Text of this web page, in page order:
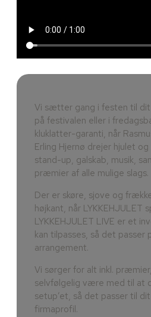
Vi sætter gang i festen til dit
på festivalen eller i
kluklatter-garanti, når
Erling Hjernø drejer hjulet
stand-up, galskab, musik,
præmier af alle mulige slags.
Der er skøre, sjove og
højkant, når LYKKEHJULET
LYKKEHJULET LIVE er et
kan tilpasses, så det passer
arrangement.
Vi sørger for alt inkl.
selvfølgelig være med til at
setup’et, så det passer til
firmaprofil.